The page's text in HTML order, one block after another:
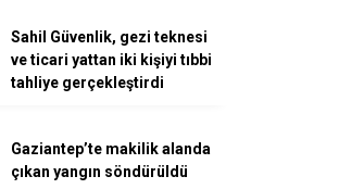
Sahil Güvenlik, gezi teknesi
ve ticari yattan iki kişiyi tıbbi
tahliye gerçekleştirdi
Gaziantep’te makilik alanda
çıkan yangın söndürüldü